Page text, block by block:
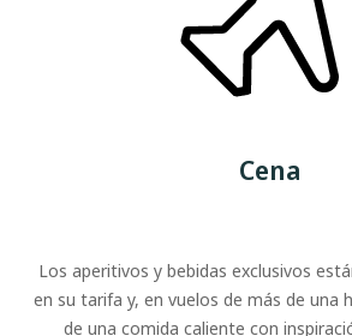
Cena
Los aperitivos y bebidas exclusivos
en su tarifa y, en vuelos de más de una
de una comida caliente con